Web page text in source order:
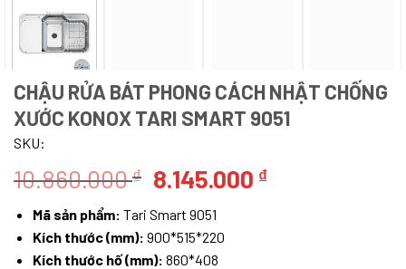
CHẬU RỬA BÁT PHONG CÁCH NHẬT CHỐNG
XƯỚC KONOX TARI SMART 9051
SKU:
10.860.000₫ Giá
là:
10.860.000 ₫.
8.145.000 ₫Giá
Mã sản phẩm: Tari Smart 9051
Kích thước (mm): 900*515*220
Kích thước hố (mm): 860*408